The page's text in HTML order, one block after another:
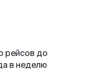
рейсов до
в неделю